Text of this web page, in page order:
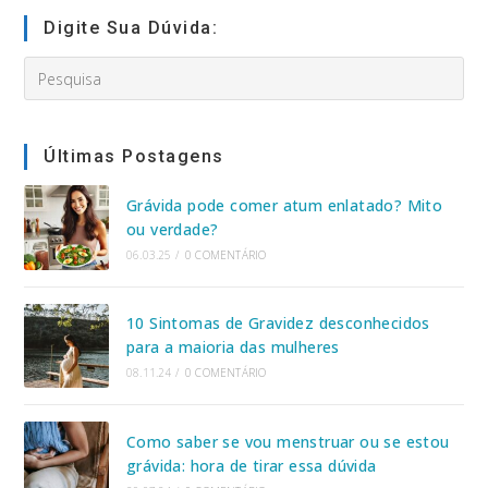
(opcional)
Digite Sua Dúvida:
this
Últimas Postagens
Grávida pode comer atum enlatado? Mito
ou verdade?
06.03.25 / 0 COMENTÁRIO
10 Sintomas de Gravidez desconhecidos
para a maioria das mulheres
08.11.24 / 0 COMENTÁRIO
Como saber se vou menstruar ou se estou
grávida: hora de tirar essa dúvida